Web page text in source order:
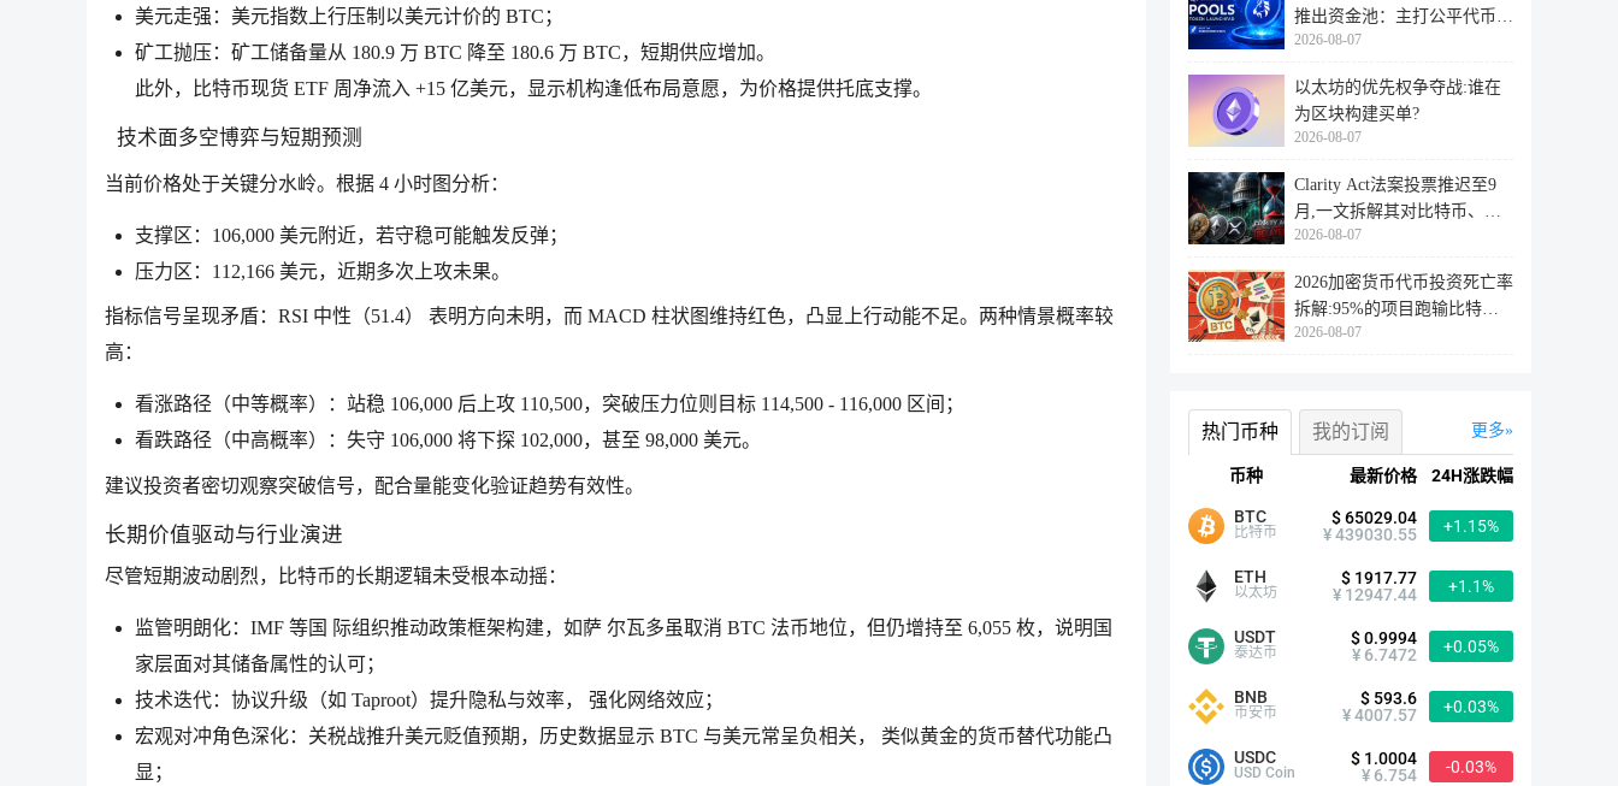
美元走强：美元指数上行压制以美元计价的 BTC；
矿工抛压：矿工储备量从 180.9 万 BTC 降至 180.6 万 BTC，短期供应增加。
此外，比特币现货 ETF 周净流入 +15 亿美元，显示机构逢低布局意愿，为价格提供托底支撑。
技术面多空博弈与短期预测
当前价格处于关键分水岭。根据 4 小时图分析：
支撑区：106,000 美元附近，若守稳可能触发反弹；
压力区：112,166 美元，近期多次上攻未果。
指标信号呈现矛盾：RSI 中性（51.4） 表明方向未明，而 MACD 柱状图维持红色，凸显上行动能不足。两种情景概率较
高：
看涨路径（中等概率）：站稳 106,000 后上攻 110,500，突破压力位则目标 114,500 - 116,000 区间；
看跌路径（中高概率）：失守 106,000 将下探 102,000，甚至 98,000 美元。
建议投资者密切观察突破信号，配合量能变化验证趋势有效性。
长期价值驱动与行业演进
尽管短期波动剧烈，比特币的长期逻辑未受根本动摇：
监管明朗化：IMF 等国 际组织推动政策框架构建，如萨 尔瓦多虽取消 BTC 法币地位，但仍增持至 6,055 枚，说明国
家层面对其储备属性的认可；
技术迭代：协议升级（如 Taproot）提升隐私与效率， 强化网络效应；
宏观对冲角色深化：关税战推升美元贬值预期，历史数据显示 BTC 与美元常呈负相关， 类似黄金的货币替代功能凸
显；
推出资金池：主打公平代币发
行
2026-08-07
以太坊的优先权争夺战:谁在
为区块构建买单?
2026-08-07
Clarity Act法案投票推迟至9
月,一文拆解其对比特币、以
太坊
2026-08-07
2026加密货币代币投资死亡率
拆解:95%的项目跑输比特
币,73%最
2026-08-07
更多
热门币种 我的订阅
币种 最新价格 24H涨跌幅
BTC
比特币
$ 65029.04
¥ 439030.55
+1.15%
ETH
以太坊
$ 1917.77
¥ 12947.44
+1.1%
USDT
泰达币
$ 0.9994
¥ 6.7472
+0.05%
BNB
币安币
$ 593.6
¥ 4007.57
+0.03%
USDC
USD Coin
$ 1.0004
¥ 6.754
-0.03%